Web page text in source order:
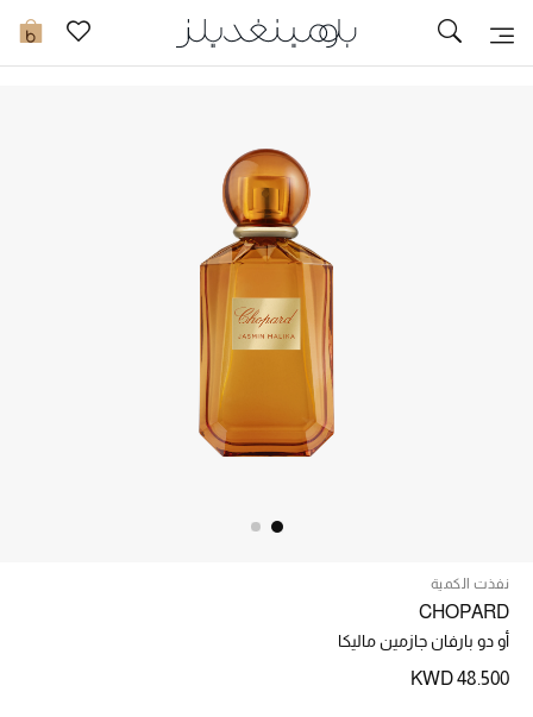
0 تخفيضات
خصم حتى 70%
نفذت الكمية
CHOPARD
أو دو بارفان جازمين ماليكا
KWD 48.500